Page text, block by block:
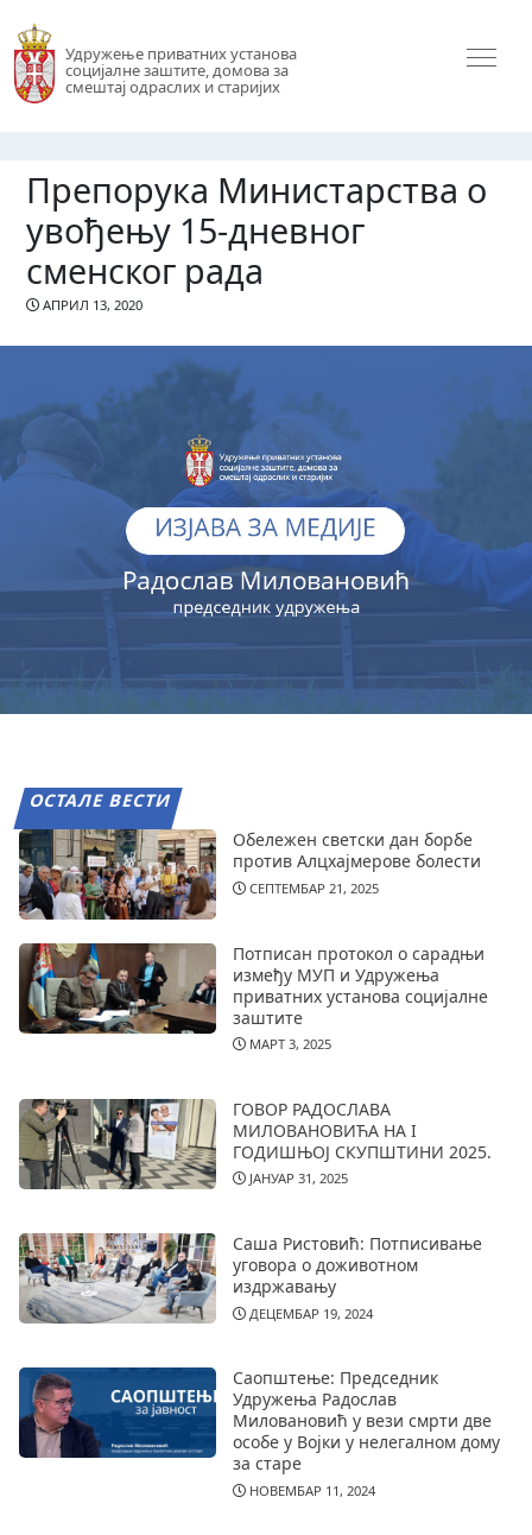
Удружење приватних установа
социјалне заштите, домова за
смештај одраслих и старијих
Препорука Министарства о
увођењу 15-дневног
сменског рада
АПРИЛ 13, 2020
ОСТАЛЕ ВЕСТИ
Обележен светски дан борбе
против Алцхајмерове болести
СЕПТЕМБАР 21, 2025
Потписан протокол о сарадњи
између МУП и Удружења
приватних установа социјалне
заштите
МАРТ 3, 2025
ГОВОР РАДОСЛАВА
МИЛОВАНОВИЋА НА I
ГОДИШЊОЈ СКУПШТИНИ 2025.
ЈАНУАР 31, 2025
Саша Ристовић: Потписивање
уговора о доживотном
издржавању
ДЕЦЕМБАР 19, 2024
Саопштење: Председник
Удружења Радослав
Миловановић у вези смрти две
особе у Војки у нелегалном дому
за старе
НОВЕМБАР 11, 2024